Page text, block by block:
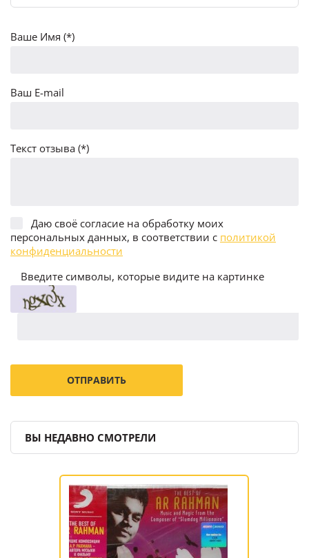
Ваше Имя (*)
Ваш E-mail
Текст отзыва (*)
Даю своё согласие на обработку моих
персональных данных, в соответствии с политикой
конфиденциальности
Введите символы, которые видите на картинке
ВЫ НЕДАВНО СМОТРЕЛИ